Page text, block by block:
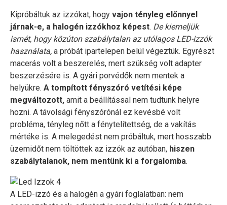
Kipróbáltuk az izzókat, hogy vajon tényleg előnnyel
járnak-e, a halogén izzókhoz képest. De kiemeljük
ismét, hogy közúton szabálytalan az utólagos LED-izzók
használata, a próbát ipartelepen belül végeztük. Egyrészt
macerás volt a beszerelés, mert szükség volt adapter
beszerzésére is. A gyári porvédők nem mentek a
helyükre. A tompított fényszóró vetítési képe
megváltozott, amit a beállítással nem tudtunk helyre
hozni. A távolsági fényszórónál ez kevésbé volt
probléma, tényleg nőtt a fénytelítettség, de a vakítás
mértéke is. A melegedést nem próbáltuk, mert hosszabb
üzemidőt nem töltöttek az izzók az autóban, hiszen
szabálytalanok, nem mentünk ki a forgalomba.
A LED-izzó és a halogén a gyári foglalatban: nem